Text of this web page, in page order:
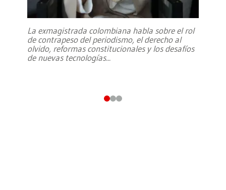
La exmagistrada colombiana habla sobre el rol
de contrapeso del periodismo, el derecho al
olvido, reformas constitucionales y los desafíos
de nuevas tecnologías...